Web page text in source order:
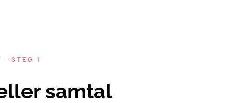
- STEG 1
samtal